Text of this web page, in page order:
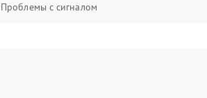
Проблемы с сигналом